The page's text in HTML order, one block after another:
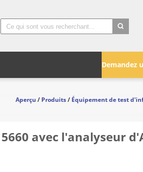
Demandez
Aperçu/Produits/Équipement de test
avec l'analyseur